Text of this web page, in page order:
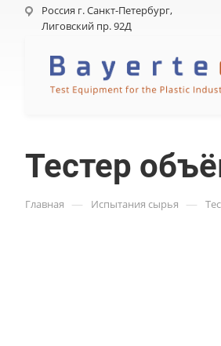
Россия г. Санкт-Петербург,
Лиговский пр. 92Д
Тестер
Главная — Испытания сырья —